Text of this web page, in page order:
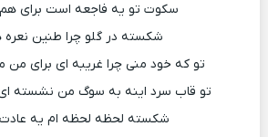
سکوت تو یه فاجعه است برای
شکسته در گلو چرا طنین نعره
تو که خود منی چرا غریبه ای برای من
تو قاب سرد اینه به سوگ من نشسته
شکسته لحظه لحظه ام یه عادت